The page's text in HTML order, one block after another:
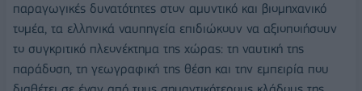
παραγωγικές δυνατότητες στον αμυντικό και βιομηχανικό
τομέα, τα ελληνικά ναυπηγεία επιδιώκουν να αξιοποιήσουν
το συγκριτικό πλεονέκτημα της χώρας: τη ναυτική της
παράδοση, τη γεωγραφική της θέση και την εμπειρία που